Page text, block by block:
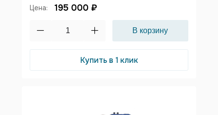
Цена: 195 000 ₽
Купить в 1 клик